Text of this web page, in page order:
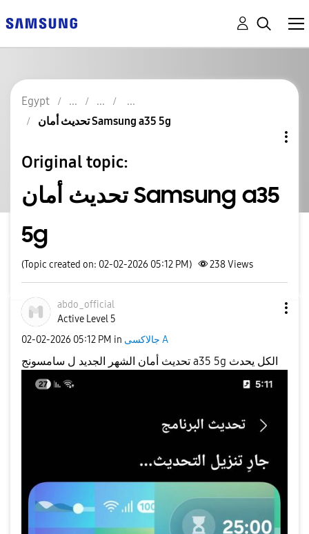
Egypt
تحديث أمان Samsung a35 5g
Original topic:
تحديث أمان Samsung a35
5g
(Topic created on: 02-02-2026 05:12 PM) 238Views
abdo_official
Active Level 5
‎02-02-2026 05:12 PM in جالاكسى A
تحديث أمان الشهر الجديد ل سامسونج a35 5g الكل يحدث